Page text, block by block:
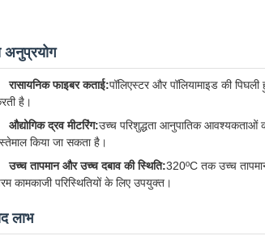
अनुप्रयोग
रासायनिक फाइबर कताई:पॉलिएस्टर और पॉलियामाइड की
है।
औद्योगिक द्रव मीटरिंग:उच्च परिशुद्धता आनुपातिक आवश्यकताओं
किया जा सकता है।
उच्च तापमान और उच्च दबाव की स्थिति:320ºC तक उच्च
कामकाजी परिस्थितियों के लिए उपयुक्त।
लाभ